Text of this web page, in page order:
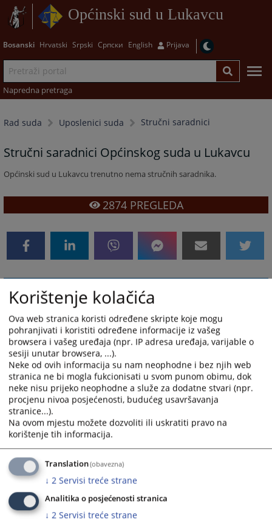
Općinski sud u Lukavcu
Bosanski Hrvatski Srpski Српски English Prijava
Napredna pretraga
Rad suda Uposlenici suda Stručni saradnici
Stručni saradnici Općinskog suda u Lukavcu
Općinski sud u Lukavcu trenutno nema stručnih saradnika.
2874PREGLEDA
Korištenje kolačića
Ova web stranica koristi određene skripte koje mogu
pohranjivati i koristiti određene informacije iz vašeg
browsera i vašeg uređaja (npr. IP adresa uređaja, varijable o
sesiji unutar browsera, ...).
Neke od ovih informacija su nam neophodne i bez njih web
stranica ne bi mogla fukcionisati u svom punom obimu, dok
neke nisu prijeko neophodne a služe za dodatne stvari (npr.
procjenu nivoa posjećenosti, budućeg usavršavanja
stranice...).
Na ovom mjestu možete dozvoliti ili uskratiti pravo na
korištenje tih informacija.
Translation(obavezna)
↓ 2 Servisi treće strane
Analitika o posjećenosti stranica
↓ 2 Servisi treće strane